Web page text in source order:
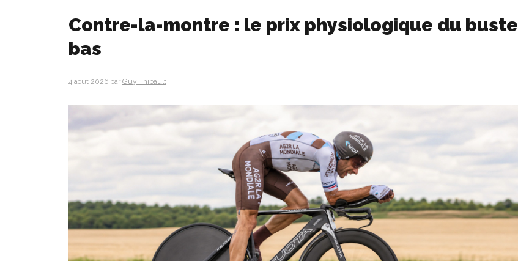
Contre-la-montre : le prix physiologique du buste
bas
4 août 2026 par Guy Thibault